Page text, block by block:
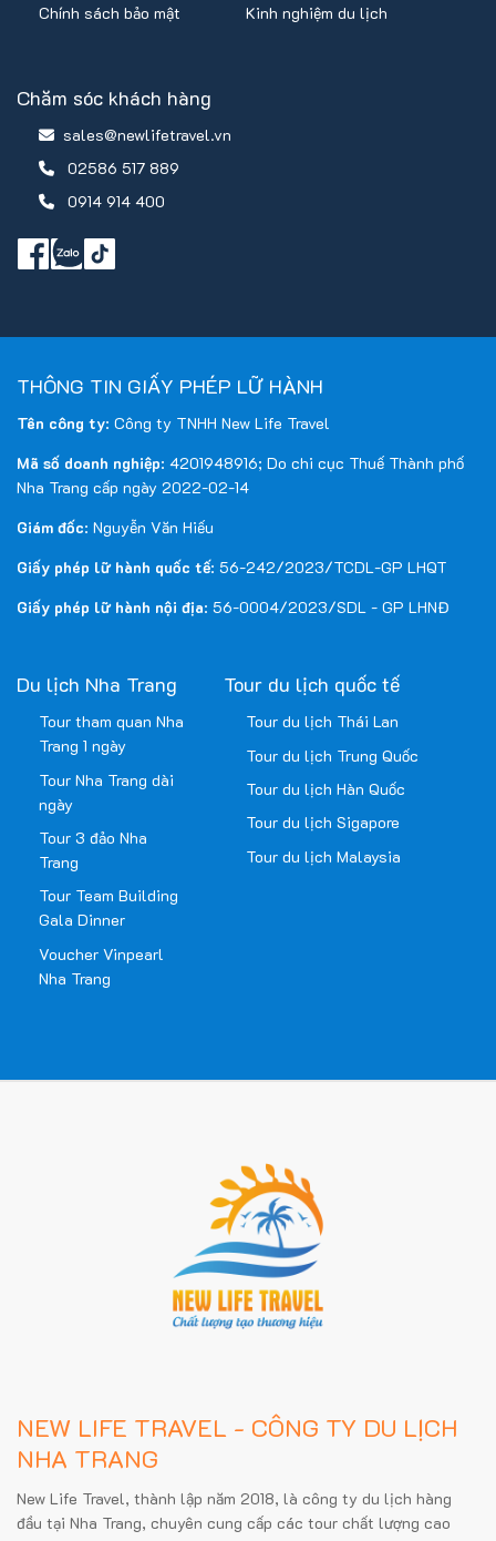
Chính sách bảo mật
Kinh nghiệm du lịch
Chăm sóc khách hàng
sales@newlifetravel.vn
02586 517 889
0914 914 400
THÔNG TIN GIẤY PHÉP LỮ HÀNH
Tên công ty: Công ty TNHH New Life Travel
Mã số doanh nghiệp: 4201948916; Do chi cục Thuế Thành phố
Nha Trang cấp ngày 2022-02-14
Giám đốc: Nguyễn Văn Hiếu
Giấy phép lữ hành quốc tế: 56-242/2023/TCDL-GP LHQT
Giấy phép lữ hành nội địa: 56-0004/2023/SDL - GP LHNĐ
Du lịch Nha Trang
Tour tham quan Nha
Trang 1 ngày
Tour Nha Trang dài
ngày
Tour 3 đảo Nha
Trang
Tour Team Building
Gala Dinner
Voucher Vinpearl
Nha Trang
Tour du lịch quốc tế
Tour du lịch Thái Lan
Tour du lịch Trung Quốc
Tour du lịch Hàn Quốc
Tour du lịch Sigapore
Tour du lịch Malaysia
NEW LIFE TRAVEL - CÔNG TY DU LỊCH
NHA TRANG
New Life Travel, thành lập năm 2018, là công ty du lịch hàng
đầu tại Nha Trang, chuyên cung cấp các tour chất lượng cao